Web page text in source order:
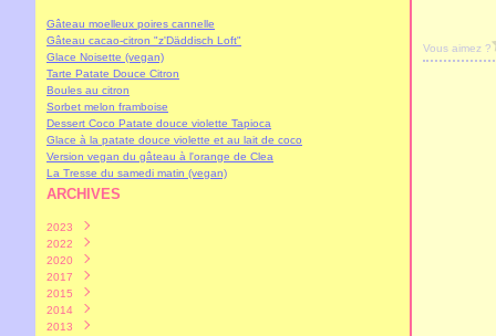
Gâteau moelleux poires cannelle
Gâteau cacao-citron "z'Däddisch Loft"
Glace Noisette (vegan)
Tarte Patate Douce Citron
Boules au citron
Sorbet melon framboise
Dessert Coco Patate douce violette Tapioca
Glace à la patate douce violette et au lait de coco
Version vegan du gâteau à l'orange de Clea
La Tresse du samedi matin (vegan)
ARCHIVES
2023
Février
2022
Janvier
2020
Janvier
2017
Décembre
Juillet
Juin
2015
Janvier
2014
Décembre
2013
Vous aimez ?